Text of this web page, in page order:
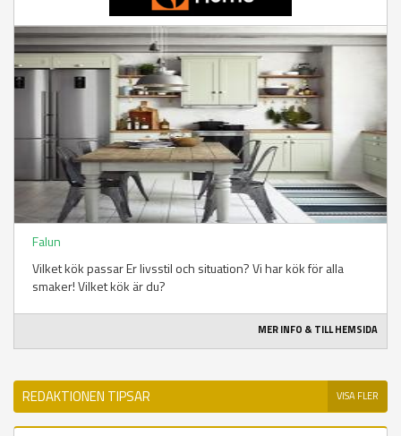
Falun
Vilket kök passar Er livsstil och situation? Vi har kök för alla
smaker! Vilket kök är du?
MER INFO & TILL HEMSIDA
REDAKTIONEN TIPSAR VISA FLER